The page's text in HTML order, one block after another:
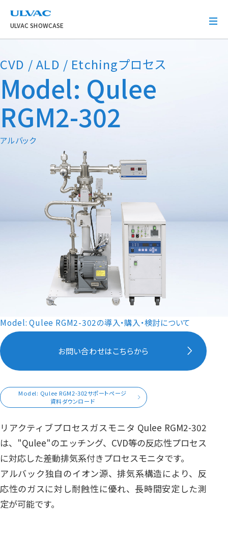
ULVAC
ULVAC SHOWCASE
CVD / ALD / Etchingプロセス
Model: Qulee
RGM2-302
アルバック
Model: Qulee RGM2-302の導入・購入・検討について
お問い合わせはこちらから
Model: Qulee RGM2-302サポートページ
資料ダウンロード
リアクティブプロセスガスモニタ Qulee RGM2-302
は、"Qulee"のエッチング、CVD等の反応性プロセス
に対応した差動排気系付きプロセスモニタです。
アルバック独自のイオン源、排気系構造により、反
応性のガスに対し耐蝕性に優れ、長時間安定した測
定が可能です。